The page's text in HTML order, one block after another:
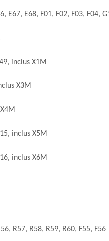
E68, F01, F02, F03, F04,
inclus X1M
X3M
inclus X5M
inclus X6M
R57, R58, R59, R60, F55, F56